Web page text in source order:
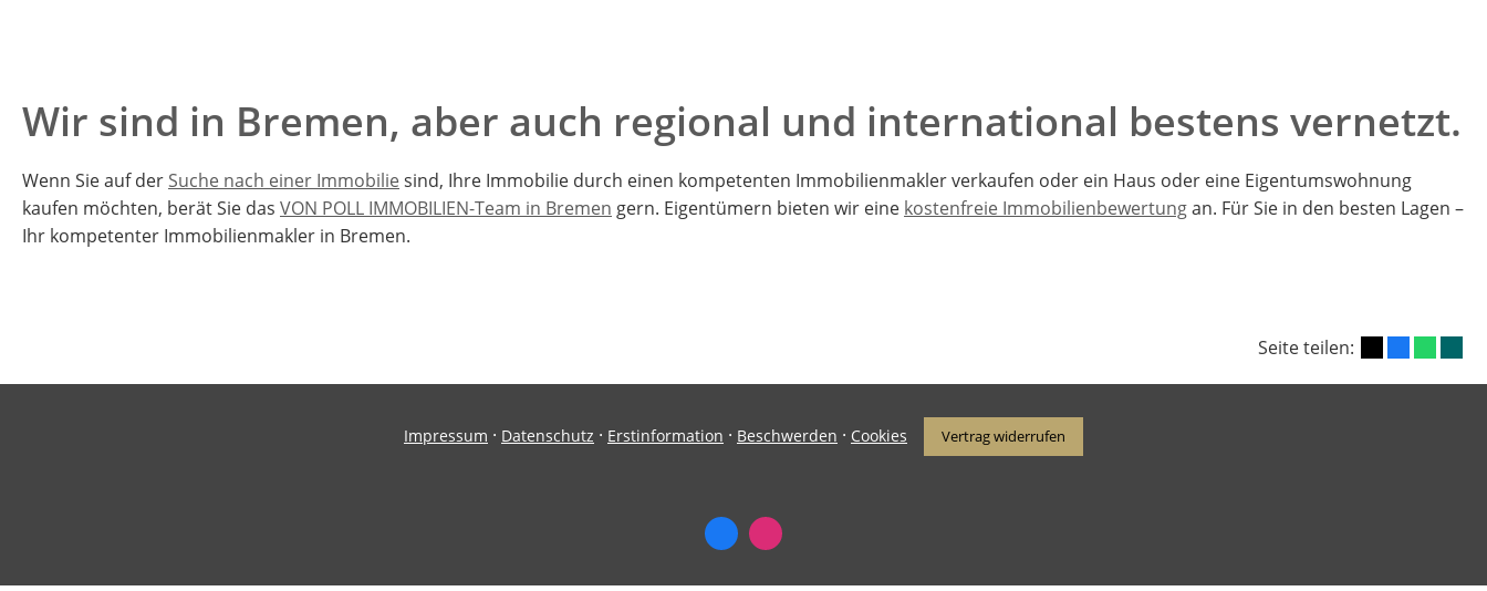
Wir sind in Bremen, aber auch regional und international bestens vernetzt.
Wenn Sie auf der Suche nach einer Immobilie sind, Ihre Immobilie durch einen kompetenten Immobilienmakler verkaufen oder ein Haus oder eine Eigentumswohnung
kaufen möchten, berät Sie das VON POLL IMMOBILIEN-Team in Bremen gern. Eigentümern bieten wir eine kostenfreie Immobilienbewertungan. Für Sie in den besten Lagen –
Ihr kompetenter Immobilienmakler in Bremen.
Seite teilen:
Impressum · Datenschutz · Erstinformation · Beschwerden · Cookies Vertrag widerrufen